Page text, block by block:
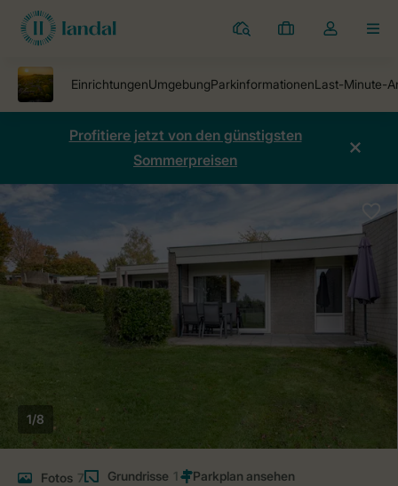
Ferienparks
Meine
Dropdown-
öffnen
Profitiere jetzt von den günstigsten
Sommerpreisen
1/8
Fotos 7 Grundrisse 1